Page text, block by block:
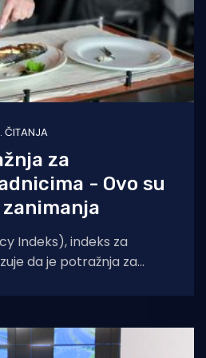
ČITANJA
za
- Ovo su
Indeks), indeks za
da je potražnja za